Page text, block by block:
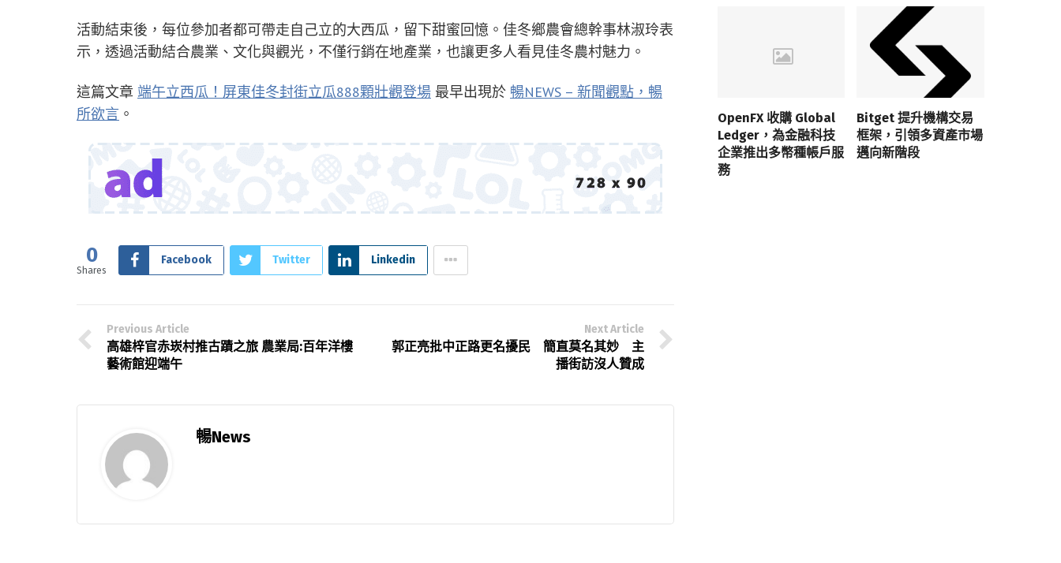
活動結束後，每位參加者都可帶走自己立的大西瓜，留下甜蜜回憶。佳冬鄉農會總幹事林淑玲表
示，透過活動結合農業、文化與觀光，不僅行銷在地產業，也讓更多人看見佳冬農村魅力。
這篇文章 端午立西瓜！屏東佳冬封街立瓜888顆壯觀登場 最早出現於 暢NEWS – 新聞觀點，暢
所欲言 。
0
Shares
Facebook Twitter Linkedin
Previous Article
高雄梓官赤崁村推古蹟之旅 農業局:百年洋樓
藝術館迎端午
Next Article
郭正亮批中正路更名擾民 簡直莫名其妙 主
播街訪沒人贊成
暢News
OpenFX 收購 Global
Ledger，為金融科技
企業推出多幣種帳戶服
務
Bitget 提升機構交易
框架，引領多資產市場
邁向新階段